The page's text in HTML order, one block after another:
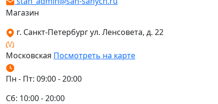
Магазин
г. Санкт-Петербург ул. Ленсовета, д. 22
Московская Посмотреть на карте
Пн - Пт: 09:00 - 20:00
Сб: 10:00 - 20:00